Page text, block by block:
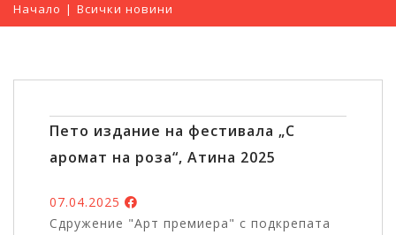
Начало Всички новини
Пето издание на фестивала „С
аромат на роза“, Атина 2025
07.04.2025
Сдружение "Арт премиера" с подкрепата